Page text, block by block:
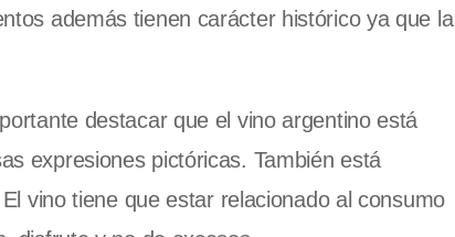
además tienen carácter histórico ya que la
destacar que el vino argentino está
expresiones pictóricas. También está
vino tiene que estar relacionado al consumo